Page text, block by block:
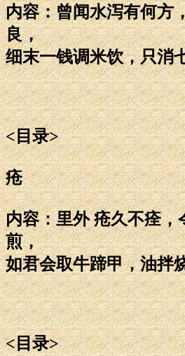
内容：曾闻水泻有何方
良，
细末一钱调米饮，只消
<目录>
疮
内容：里外 疮久不痊，
煎，
如君会取牛蹄甲，油拌
<目录>